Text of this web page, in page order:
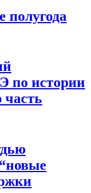
полугода
по истории
часть